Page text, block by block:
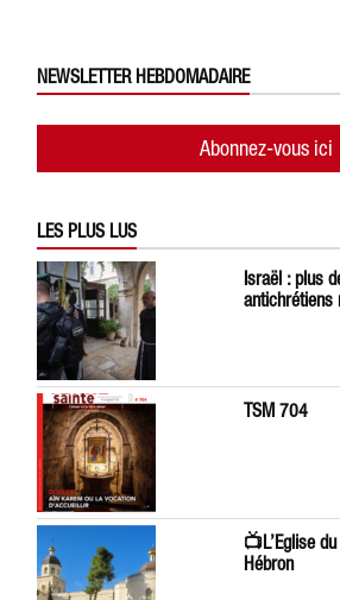
NEWSLETTER HEBDOMADAIRE
Abonnez-vous ici
LES PLUS LUS
Israël : plus
antichrétiens
TSM 704
📺L’Eglise
Hébron